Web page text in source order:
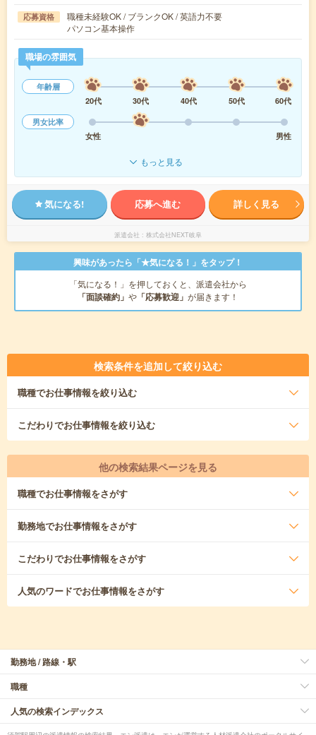
応募資格
職種未経験OK / ブランクOK / 英語力不要
パソコン基本操作
職場の雰囲気
年齢層
20代
30代 40代 50代
60代
男女比率
女性
男性
もっと見る
気になる! 応募へ進む 詳しく見る
派遣会社 株式会社NEXT岐阜
興味があったら「★気になる！」をタップ！
「気になる！」を押しておくと、派遣会社から
「面談確約」 や 「応募歓迎」 が届きます！
検索条件を追加して絞り込む
職種でお仕事情報を絞り込む
こだわりでお仕事情報を絞り込む
他の検索結果ページを見る
職種でお仕事情報をさがす
勤務地でお仕事情報をさがす
こだわりでお仕事情報をさがす
人気のワードでお仕事情報をさがす
勤務地 / 路線・駅
職種
人気の検索インデックス